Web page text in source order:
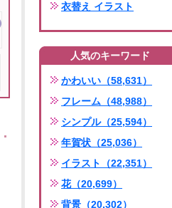
衣替え イラスト
人気のキーワード
かわいい（58,631）
フレーム（48,988）
シンプル（25,594）
年賀状（25,036）
イラスト（22,351）
花（20,699）
背景（20,302）